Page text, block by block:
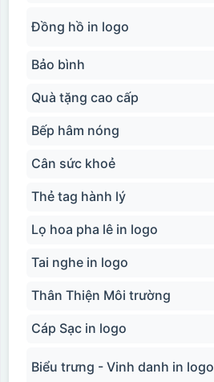
Đồng hồ in logo
Bảo bình
Quà tặng cao cấp
Bếp hâm nóng
Cân sức khoẻ
Thẻ tag hành lý
Lọ hoa pha lê in logo
Tai nghe in logo
Thân Thiện Môi trường
Cáp Sạc in logo
Biểu trưng - Vinh danh in logo